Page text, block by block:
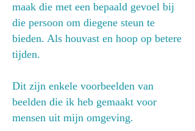
maak die met een bepaald gevoel bij
die persoon om diegene steun te
bieden. Als houvast en hoop op betere
tijden.
Dit zijn enkele voorbeelden van
beelden die ik heb gemaakt voor
mensen uit mijn omgeving.